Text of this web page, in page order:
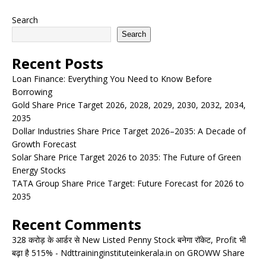
Search
Search
Recent Posts
Loan Finance: Everything You Need to Know Before
Borrowing
Gold Share Price Target 2026, 2028, 2029, 2030, 2032, 2034,
2035
Dollar Industries Share Price Target 2026–2035: A Decade of
Growth Forecast
Solar Share Price Target 2026 to 2035: The Future of Green
Energy Stocks
TATA Group Share Price Target: Future Forecast for 2026 to
2035
Recent Comments
328 करोड़ के आर्डर से New Listed Penny Stock बनेगा रॉकेट, Profit भी
बढ़ा है 515% - Ndttraininginstituteinkerala.in on GROWW Share